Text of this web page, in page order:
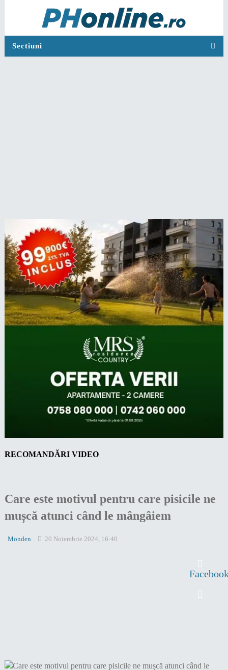
Sectiuni
RECOMANDĂRI VIDEO
Care este motivul pentru care pisicile ne
mușcă atunci când le mângâiem
Monden 20 Noiembrie 2024, 16:40